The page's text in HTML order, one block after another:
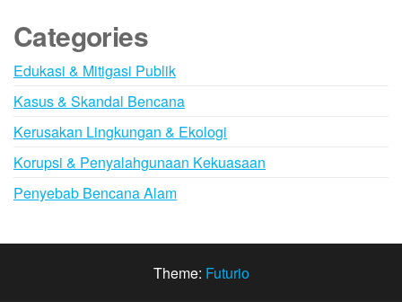
Categories
Edukasi & Mitigasi Publik
Kasus & Skandal Bencana
Kerusakan Lingkungan & Ekologi
Korupsi & Penyalahgunaan Kekuasaan
Penyebab Bencana Alam
Theme: Futurio